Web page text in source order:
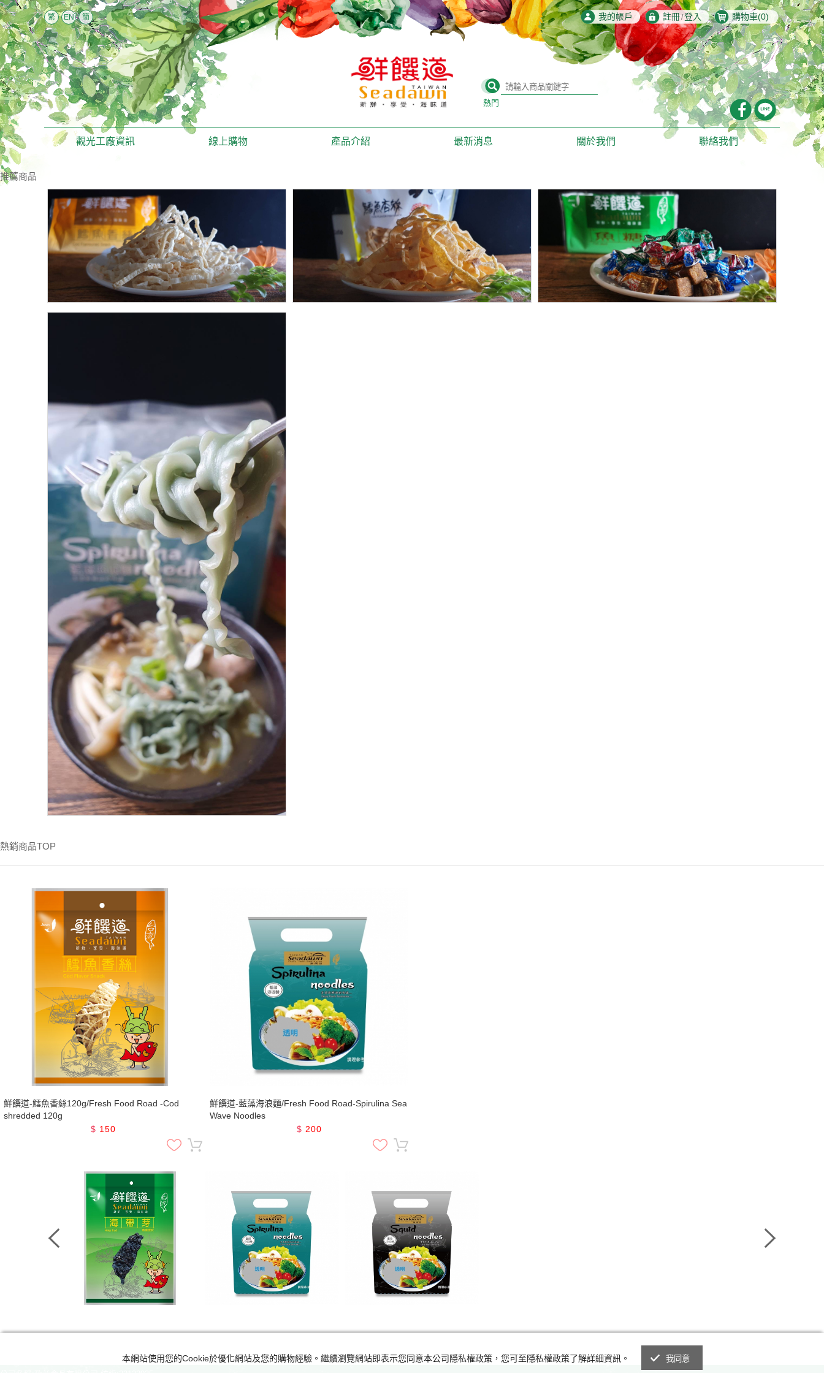
繁 EN 簡 購物車(0)
註冊/登入
我的帳戶
熱門
觀光工廠
觀光工廠資訊 線上購物 產品介紹 最新消息 關於我們 聯絡我們
推薦商品
熱銷商品TOP
鮮饌道-鱈魚香絲120g/Fresh Food Road -Cod
shredded 120g
$ 150
鮮饌道-藍藻海浪麵/Fresh Food Road-Spirulina Sea
Wave Noodles
$ 200
prev
本網站使用您的Cookie於優化網站及您的購物經驗。繼續瀏覽網站即表示您同意本公司隱私權政策，您可至隱私權政策了解詳細資訊。 我同意